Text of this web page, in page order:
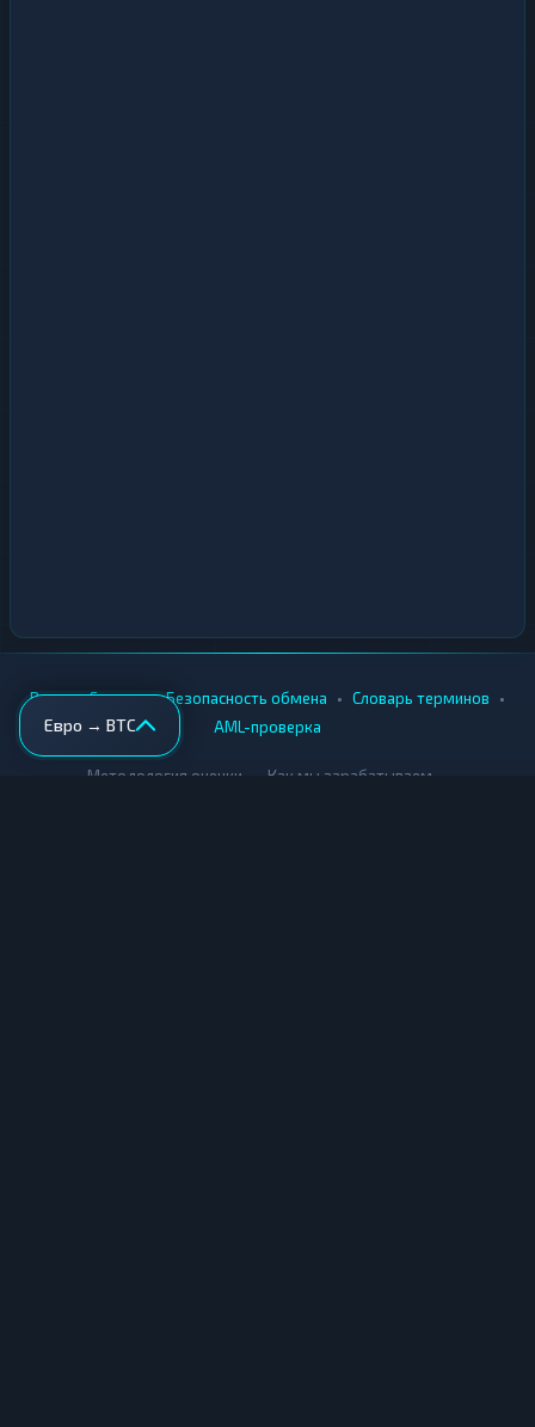
Евро → BTC
Вики • Города • Безопасность обмена • Словарь терминов •
AML-проверка
Методология оценки Как мы зарабатываем